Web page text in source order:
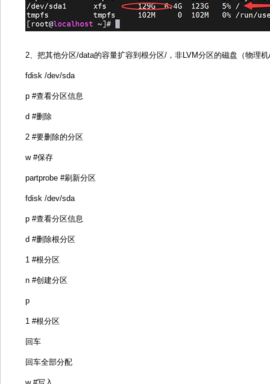
2、把其他分区/data的容量扩容到根分区/，非LVM分区的磁盘（物理
fdisk /dev/sda
p #查看分区信息
d #删除
2 #要删除的分区
w #保存
partprobe #刷新分区
fdisk /dev/sda
p #查看分区信息
d #删除根分区
1 #根分区
n #创建分区
p
1 #根分区
回车
回车全部分配